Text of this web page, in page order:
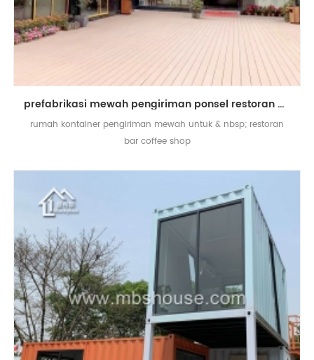
prefabrikasi mewah pengiriman ponsel restoran bar coffee shop kios rumah kontainer
rumah kontainer pengiriman mewah untuk & nbsp; restoran
bar coffee shop